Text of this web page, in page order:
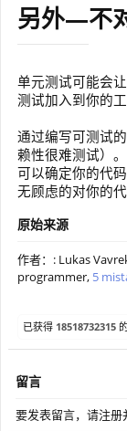
另外—不
单元测试可能会
测试加入到你的
通过编写可测试
赖性很难测试）
可以确定你的代
无顾虑的对你的代
原始来源
作者：: Lukas
programmer, 5
已获得 18518732315
留言
要发表留言，请注册